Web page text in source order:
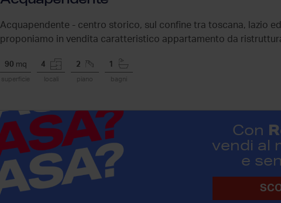
Acquapendente - centro storico, sul confine tra toscana, lazio
proponiamo in vendita caratteristico appartamento da
90 mq
superficie
4
locali
2
piano
1
bagni
Con
vendi al
e